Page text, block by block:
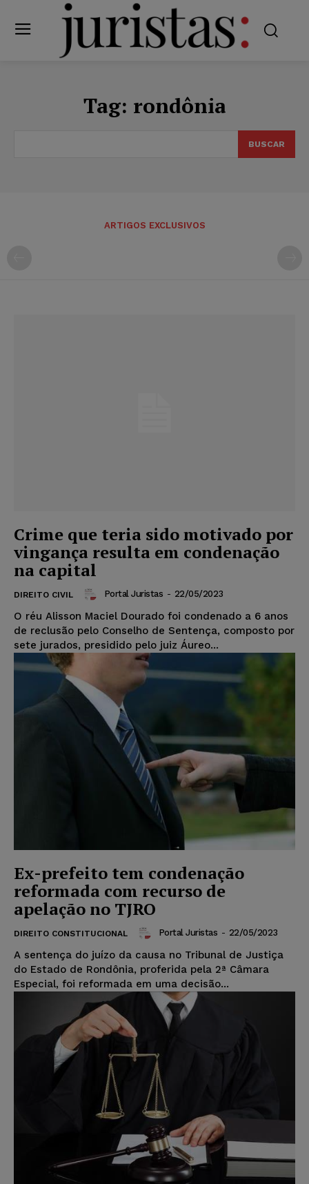
Tag: rondônia
BUSCAR
ARTIGOS EXCLUSIVOS
Crime que teria sido motivado por
vingança resulta em condenação
na capital
DIREITO CIVIL Portal Juristas - 22/05/2023
O réu Alisson Maciel Dourado foi condenado a 6 anos
de reclusão pelo Conselho de Sentença, composto por
sete jurados, presidido pelo juiz Áureo...
Ex-prefeito tem condenação
reformada com recurso de
apelação no TJRO
DIREITO CONSTITUCIONAL Portal Juristas - 22/05/2023
A sentença do juízo da causa no Tribunal de Justiça
do Estado de Rondônia, proferida pela 2ª Câmara
Especial, foi reformada em uma decisão...